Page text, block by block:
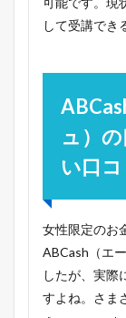
して受講でき
ュ）
い口コ
女性限定のお
ABCash（エ
したが、実際
すよね。さま